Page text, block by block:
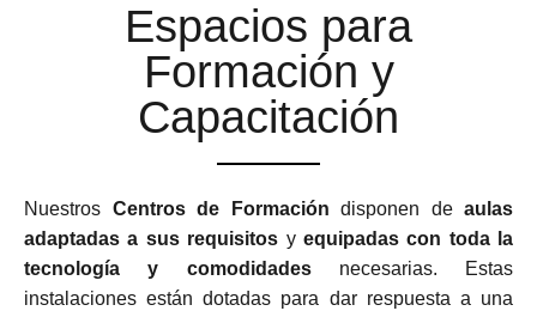
Espacios para
Formación y
Capacitación
Nuestros Centros de Formación disponen de aulas
adaptadas a sus requisitos y equipadas con toda la
tecnología y comodidadesnecesarias. Estas
instalaciones están dotadas para dar respuesta a una